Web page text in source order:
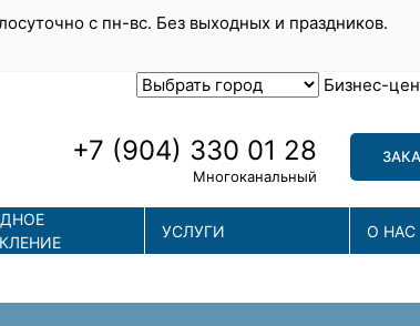
с пн-вс. Без выходных и праздников.
Бизнес-
+7 (904) 330 01 28
Многоканальный
УСЛУГИ О НАС